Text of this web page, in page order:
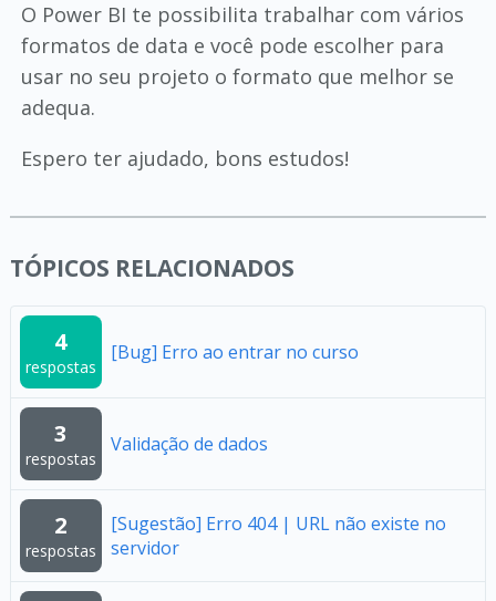
O Power BI te possibilita trabalhar com vários
formatos de data e você pode escolher para
usar no seu projeto o formato que melhor se
adequa.
Espero ter ajudado, bons estudos!
TÓPICOS RELACIONADOS
4
respostas
[Bug] Erro ao entrar no curso
3
respostas
Validação de dados
2
respostas
[Sugestão] Erro 404 | URL não existe no
servidor